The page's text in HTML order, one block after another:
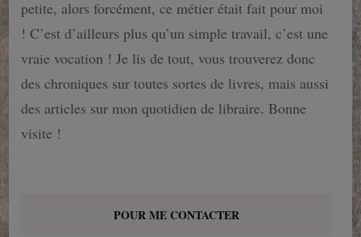
petite, alors forcément, ce métier était fait pour moi
! C’est d’ailleurs plus qu’un simple travail, c’est une
vraie vocation ! Je lis de tout, vous trouverez donc
des chroniques sur toutes sortes de livres, mais aussi
des articles sur mon quotidien de libraire. Bonne
visite !
POUR ME CONTACTER